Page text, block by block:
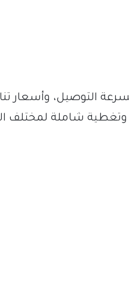
التوصيل، وأسعار
شاملة لمختلف